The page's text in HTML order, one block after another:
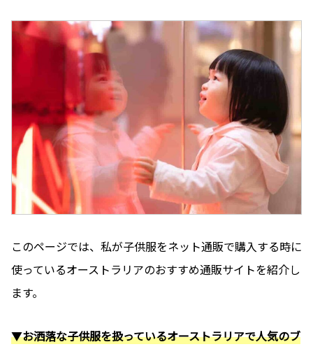
このページでは、私が子供服をネット通販で購入する時に
使っているオーストラリアのおすすめ通販サイトを紹介し
ます。
▼お洒落な子供服を扱っているオーストラリアで人気のブ